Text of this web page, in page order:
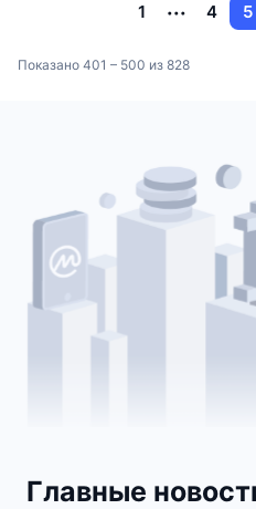
1 4 5
Показано 401 – 500 из 828
Главные